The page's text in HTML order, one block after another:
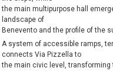
the main multipurpose hall
landscape of
Benevento and the profile of the
A system of accessible ramps,
connects Via Pizzella to
the main civic level,